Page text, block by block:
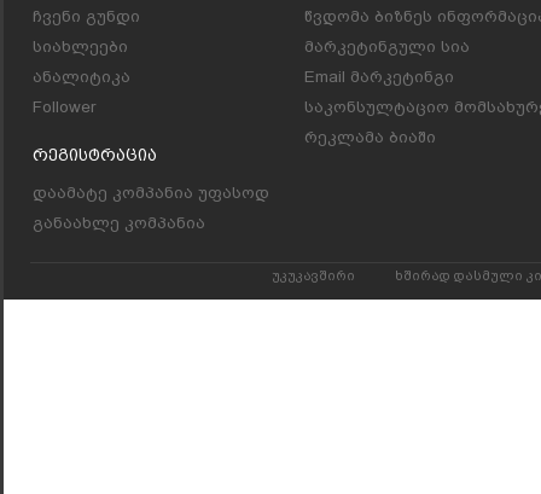
ჩვენი გუნდი
სიახლეები
ანალიტიკა
Follower
Რეგისტრაცია
დაამატე კომპანია უფასოდ
განაახლე კომპანია
წვდომა ბიზნეს
მარკეტინგული სია
Email მარკეტინგი
საკონსულტაციო
რეკლამა ბიაში
უკუკავშირი ხშირად დასმული